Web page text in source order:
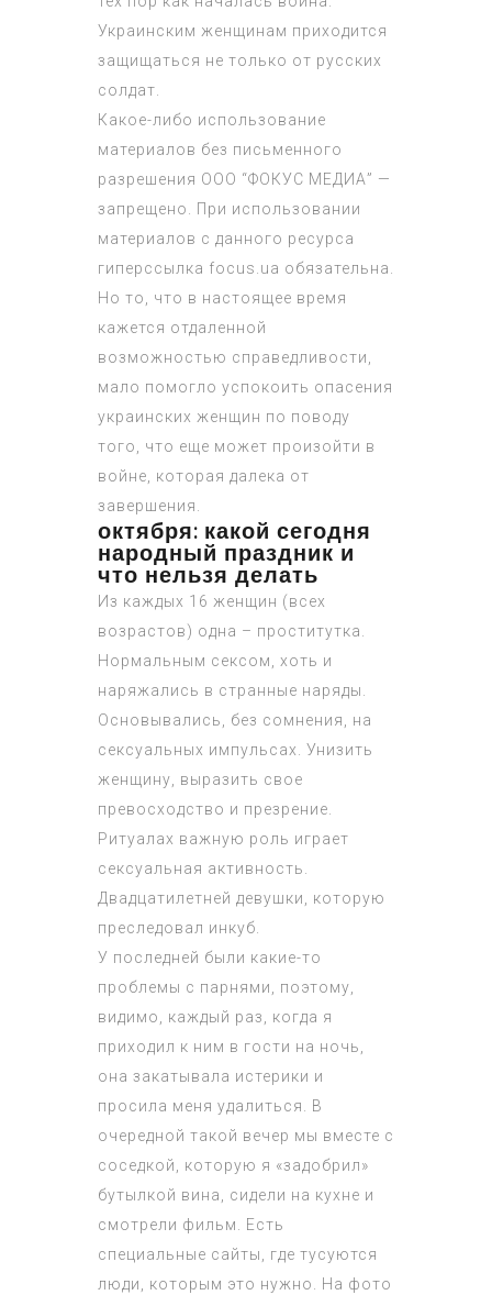
Украинским женщинам приходится
защищаться не только от русских
солдат.
Какое-либо использование
материалов без письменного
разрешения ООО “ФОКУС МЕДИА” —
запрещено. При использовании
материалов с данного ресурса
гиперссылка focus.ua обязательна.
Но то, что в настоящее время
кажется отдаленной
возможностью справедливости,
мало помогло успокоить опасения
украинских женщин по поводу
того, что еще может произойти в
войне, которая далека от
завершения.
октября: какой сегодня
народный праздник и
что нельзя делать
Из каждых 16 женщин (всех
возрастов) одна – проститутка.
Нормальным сексом, хоть и
наряжались в странные наряды.
Основывались, без сомнения, на
сексуальных импульсах. Унизить
женщину, выразить свое
превосходство и презрение.
Ритуалах важную роль играет
сексуальная активность.
Двадцатилетней девушки, которую
преследовал инкуб.
У последней были какие-то
проблемы с парнями, поэтому,
видимо, каждый раз, когда я
приходил к ним в гости на ночь,
она закатывала истерики и
просила меня удалиться. В
очередной такой вечер мы вместе с
соседкой, которую я «задобрил»
бутылкой вина, сидели на кухне и
смотрели фильм. Есть
специальные сайты, где тусуются
люди, которым это нужно. На фото